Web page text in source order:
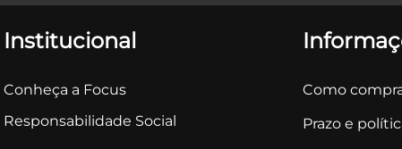
Institucional
Conheça a Focus
Responsabilidade Social
Como
Prazo e